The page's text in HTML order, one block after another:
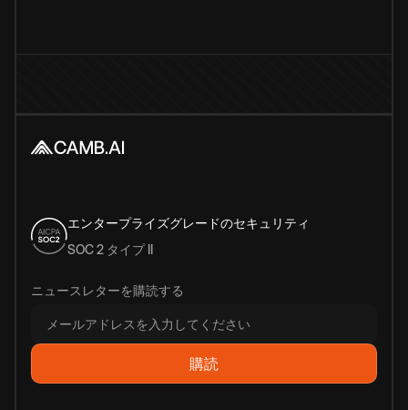
エンタープライズグレードのセキュリティ
SOC 2 タイプ II
ニュースレターを購読する